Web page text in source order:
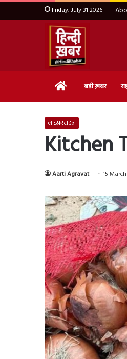
Friday, July 31 2026
Home बड़ी ख़बर
लाइफ़स्टाइल
Kitchen
Aarti Agravat 15